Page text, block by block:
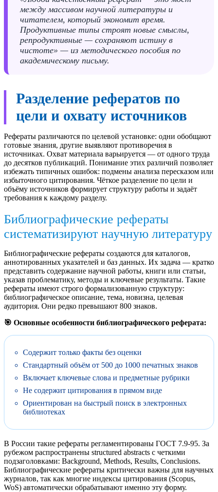
между массивом научной литературы и
читателем, который экономит время.
Продуктивные типы строят новые смыслы,
репродуктивные — сохраняют истину в
чистоте» — из методического пособия по
академическому письму.
Разделение рефератов по
цели и охвату источников
Рефераты различаются по целевой установке: одни обобщают
готовые знания, другие выявляют противоречия в
источниках. Охват материала варьируется — от одного труда
до десятков публикаций. Понимание этих различий позволяет
избежать типичных ошибок: подмены анализа пересказом или
избыточного цитирования. Чёткое разделение по цели и
объёму источников формирует структуру работы и задаёт
требования к каждому разделу.
Библиографические рефераты
систематизируют научную литературу
Библиографические рефераты создаются для каталогов,
аннотированных указателей и баз данных. Их задача — кратко
представить содержание научной работы, книги или статьи,
указав проблематику, методы и ключевые результаты. Такие
рефераты имеют строго формализованную структуру:
библиографическое описание, тема, новизна, целевая
аудитория. Они редко превышают 800 знаков.
🎯 Основные особенности библиографического реферата:
Содержит только факты без оценки
Стандартный объём от 500 до 1000 печатных знаков
Включает ключевые слова и предметные рубрики
Не содержит цитирования в прямом виде
Ориентирован на быстрый поиск в электронных
библиотеках
В России такие рефераты регламентированы ГОСТ 7.9-95. За
рубежом распространены structured abstracts с четкими
подзаголовками: Background, Methods, Results, Conclusions.
Библиографические рефераты критически важны для научных
журналов, так как многие индексы цитирования (Scopus,
WoS) автоматически обрабатывают именно эту форму.